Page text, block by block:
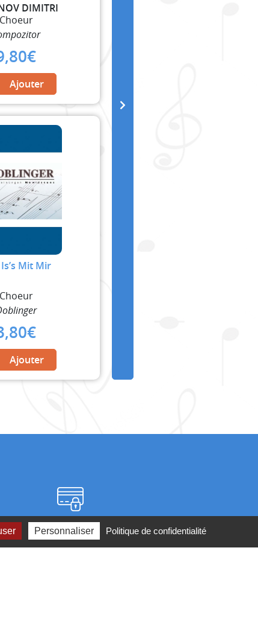
DIMITRI
Choeur
€
Ajouter
Mit Mir
Choeur
€
Ajouter
Paiement sécurisé
Personnaliser Politique de confidentialité